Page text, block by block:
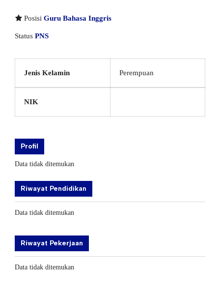
Posisi Guru Bahasa Inggris
Status PNS
Jenis Kelamin Perempuan
NIK
Profil
Data tidak ditemukan
Riwayat Pendidikan
Data tidak ditemukan
Riwayat Pekerjaan
Data tidak ditemukan